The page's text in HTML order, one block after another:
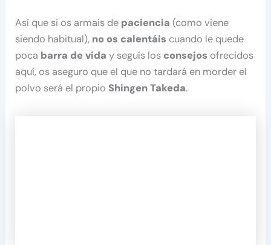
Así que si os armais de paciencia (como viene
siendo habitual), no os calentáis cuando le quede
poca barra de vida y seguís los consejos ofrecidos
aquí, os aseguro que el que no tardará en morder el
polvo será el propio Shingen Takeda.